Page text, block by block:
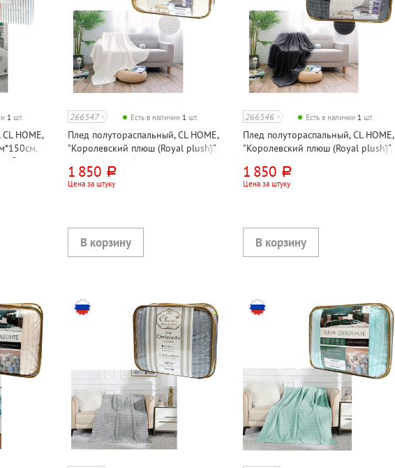
1 шт.
HOME,
в
266547 Есть в наличии 1 шт.
Плед полутораспальный, CL HOME,
"Королевский плюш (Royal plush)",
200см*150см, белый, велсофт,
300г⁄м²
1 850 руб.
Цена за штуку
266546 Есть в наличии 1 шт.
Плед полутораспальный, CL HOME,
"Королевский плюш (Royal plush)",
300г⁄м²
1 850 руб.
Цена за штуку